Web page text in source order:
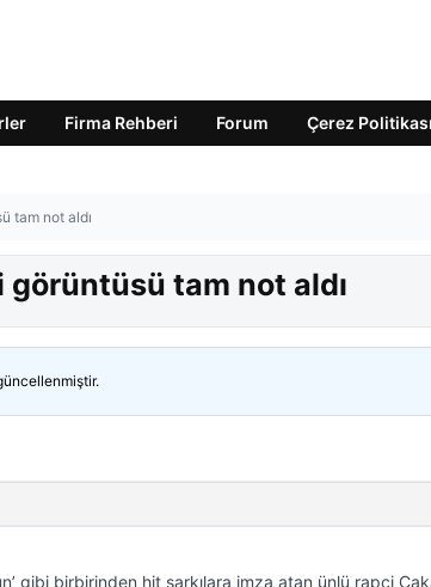
Firma Rehberi Forum Çerez Politikası
tam not aldı
tam not aldı
gibi birbirinden hit şarkılara imza atan ünlü rapçi